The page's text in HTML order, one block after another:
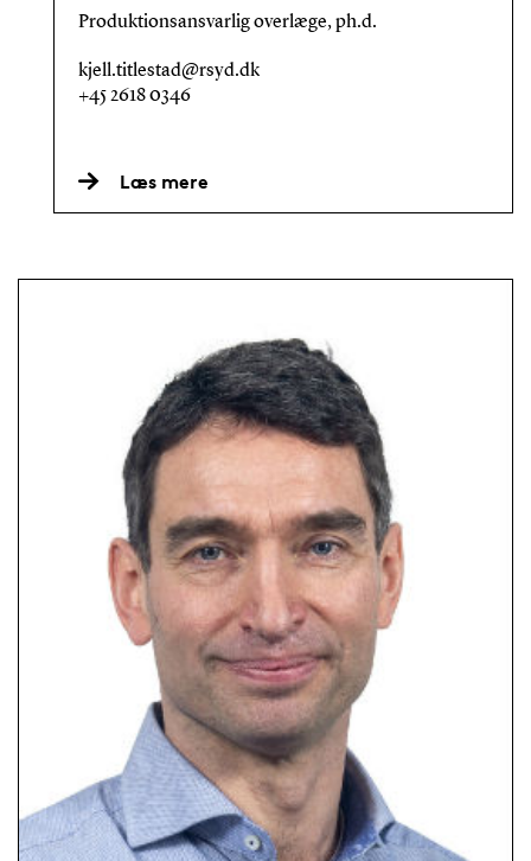
Produktionsansvarlig overlæge, ph.d.
kjell.titlestad@rsyd.dk
+45 2618 0346
Læs mere